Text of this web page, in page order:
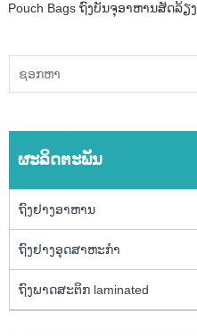
Pouch Bags ຖົງບັນຈຸອາຫານສັດລ້ຽງ
ຜະລິດຕະພັນ
ຖົງຢາງອາຫານ
ຖົງຢາງອຸດສາຫະກໍາ
ຖົງພາດສະຕິກ laminated